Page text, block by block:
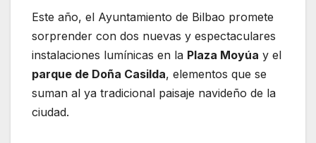
Este año, el Ayuntamiento de Bilbao promete
sorprender con dos nuevas y espectaculares
instalaciones lumínicas en la Plaza Moyúa y el
parque de Doña Casilda, elementos que se
suman al ya tradicional paisaje navideño de la
ciudad.